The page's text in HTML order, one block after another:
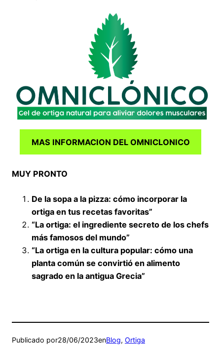
MAS INFORMACION DEL OMNICLONICO
MUY PRONTO
De la sopa a la pizza: cómo incorporar la
ortiga en tus recetas favoritas”
“La ortiga: el ingrediente secreto de los chefs
más famosos del mundo”
“La ortiga en la cultura popular: cómo una
planta común se convirtió en alimento
sagrado en la antigua Grecia”
Publicado por28/06/2023enBlog, Ortiga